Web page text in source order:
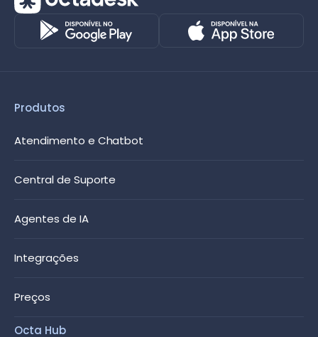
Produtos
Atendimento e Chatbot
Central de Suporte
Agentes de IA
Integrações
Preços
Octa Hub